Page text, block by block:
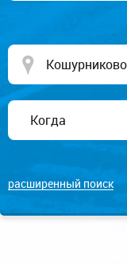
расширенный поиск